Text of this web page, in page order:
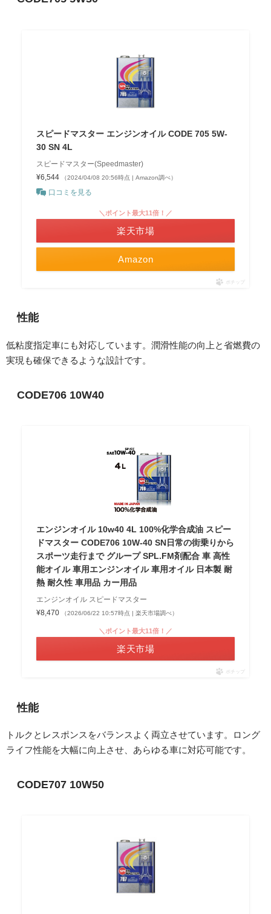
スピードマスター エンジンオイル CODE 705 5W-
30 SN 4L
スピードマスター(Speedmaster)
¥6,544
（2024/04/08 20:56時点 | Amazon調べ）
口コミを見る
Amazon
＼ポイント最大11倍！／
楽天市場
ポチップ
性能
低粘度指定車にも対応しています。潤滑性能の向上と省燃費の
実現も確保できるような設計です。
CODE706 10W40
エンジンオイル 10w40 4L 100%化学合成油 スピー
ドマスター CODE706 10W-40 SN日常の街乗りから
スポーツ走行まで グループ SPL.FM剤配合 車 高性
能オイル 車用エンジンオイル 車用オイル 日本製 耐
熱 耐久性 車用品 カー用品
エンジンオイル スピードマスター
¥8,470
（2026/06/22 10:57時点 | 楽天市場調べ）
＼ポイント最大11倍！／
楽天市場
ポチップ
性能
トルクとレスポンスをバランスよく両立させています。ロング
ライフ性能を大幅に向上させ、あらゆる車に対応可能です。
CODE707 10W50